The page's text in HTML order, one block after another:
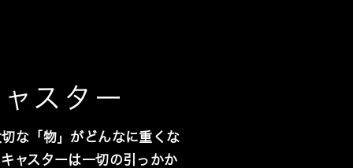
スター
な「物」がどんなに重くな
ャスターは一切の引っかか